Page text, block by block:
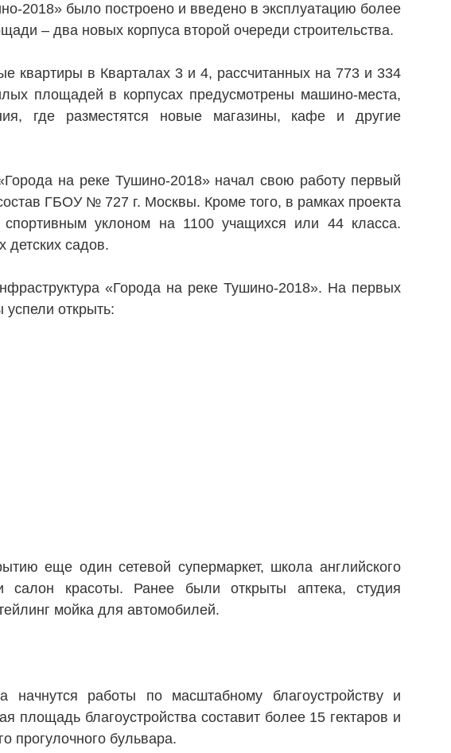
Документы
2018» было построено и введено в эксплуатацию более
– два новых корпуса второй очереди строительства.
квартиры в Кварталах 3 и 4, рассчитанных на 773 и 334
площадей в корпусах предусмотрены машино-места,
где разместятся новые магазины, кафе и другие
на реке Тушино-2018» начал свою работу первый
ГБОУ № 727 г. Москвы. Кроме того, в рамках проекта
спортивным уклоном на 1100 учащихся или 44 класса.
детских садов.
«Города на реке Тушино-2018». На первых
открыть:
еще один сетевой супермаркет, школа английского
салон красоты. Ранее были открыты аптека, студия
мойка для автомобилей.
начнутся работы по масштабному благоустройству и
площадь благоустройства составит более 15 гектаров и
прогулочного бульвара.